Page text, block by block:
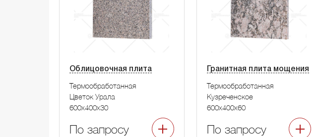
Облицовочная плита
Термообработанная
Цветок Урала
600x400x30
По запросу
Гранитная плита мощения
Термообработанная
Кузреченское
600x400x60
По запросу